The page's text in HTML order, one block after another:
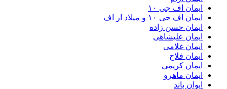
ایمان اف جی ۱۰
ایمان اف جی ۱۰ و میلاد ار اف
ایمان حسن زاده
ایمان علیشاهی
ایمان غلامی
ایمان فلاح
ایمان کریمی
ایمان ماهرو
ایوان باند